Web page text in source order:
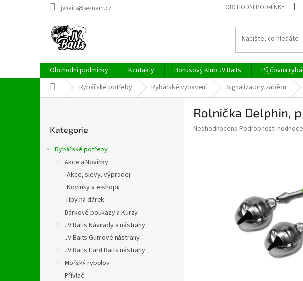
na
jvbaits@seznam.cz OBCHODNÍ PODMÍNKY
Obchodní podmínky Kontakty Bonusový Klub JV Baits Půjčovna
Domů Rybářské potřeby Rybářské vybavení Signalizátory záběru
kategorie
Kategorie
Rybářské potřeby
Akce a Novinky
Akce, slevy, výprodej
Novinky v e-shopu
Tipy na dárek
Dárkové poukazy a Kurzy
JV Baits Návnady a nástrahy
JV Baits Gumové nástrahy
JV Baits Hard Baits nástrahy
Mořský rybolov
Přívlač
Rolnička Delphin,
Průměrné
Neohodnoceno Podrobnosti